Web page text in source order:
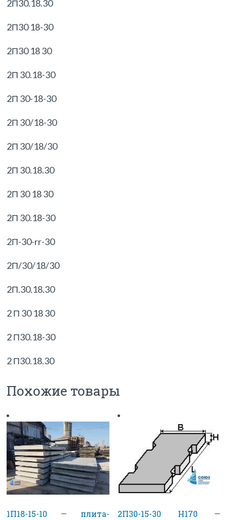
2П30.18.30
2П30 18-30
2П30 18 30
2П 30.18-30
2П 30-18-30
2П 30/18-30
2П 30/18/30
2П 30.18.30
2П 30 18 30
2П 30.18-30
2П-30-rr-30
2П/30/18/30
2П.30.18.30
2 П 30 18 30
2 П30.18-30
2 П30.18.30
Похожие товары
1П18-15-10 — плита-
2П30-15-30 H170 —